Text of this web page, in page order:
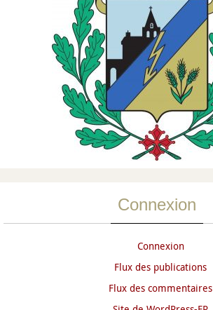
Connexion
Connexion
Flux des publications
Flux des commentaires